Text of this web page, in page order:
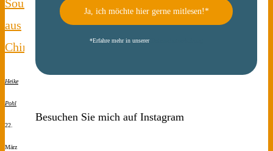
Soulfood
aus
China
Heike
Pohl
22.
März
*Erfahre mehr in unserer
Besuchen Sie mich auf Instagram